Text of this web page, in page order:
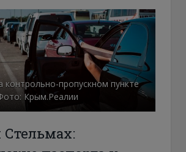
контрольно-пропускном пункте
Крым.Реалии
Стельмах: